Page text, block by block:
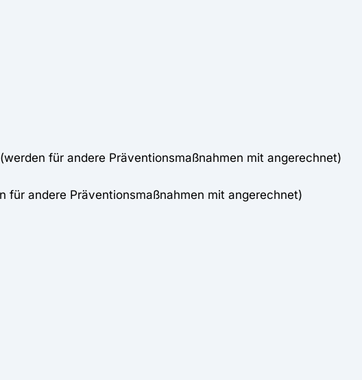
für andere Präventionsmaßnahmen mit angerechnet)
für andere Präventionsmaßnahmen mit angerechnet)